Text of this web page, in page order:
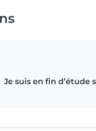
Je suis en fin